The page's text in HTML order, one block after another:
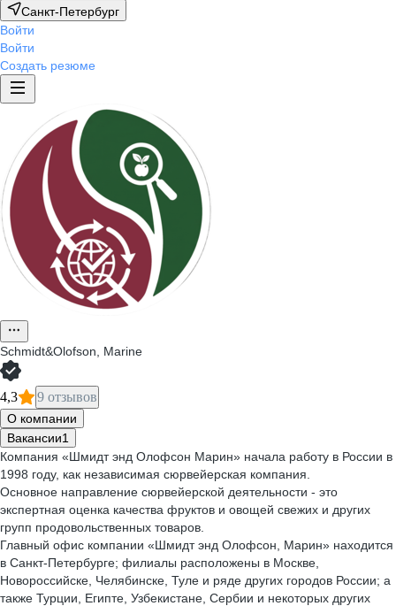
Санкт-Петербург
Войти
Войти
Создать резюме
Schmidt&Olofson, Marine
4,3 9 отзывов
О компании
Вакансии1
Компания «Шмидт энд Олофсон Марин» начала работу в России в
1998 году, как независимая сюрвейерская компания.
Основное направление сюрвейерской деятельности - это
экспертная оценка качества фруктов и овощей свежих и других
групп продовольственных товаров.
Главный офис компании «Шмидт энд Олофсон, Марин» находится
в Санкт-Петербурге; филиалы расположены в Москве,
Новороссийске, Челябинске, Туле и ряде других городов России; а
также Турции, Египте, Узбекистане, Сербии и некоторых других